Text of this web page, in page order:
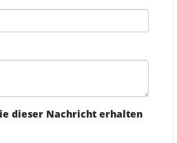
dieser Nachricht erhalten